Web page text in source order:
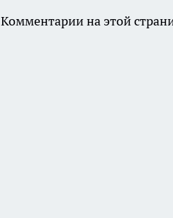
Комментарии на этой